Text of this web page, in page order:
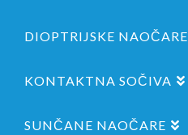
DIOPTRIJSKE NAOČARE
KONTAKTNA SOČIVA
SUNČANE NAOČARE